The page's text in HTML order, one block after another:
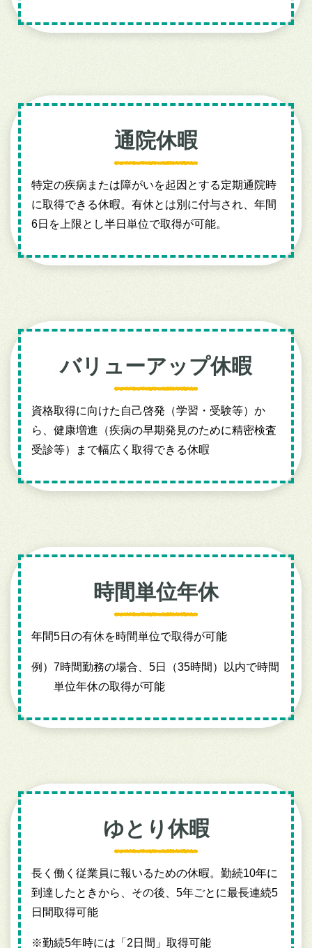
通院休暇
特定の疾病または障がいを起因とする定期通院時
に取得できる休暇。有休とは別に付与され、年間
6日を上限とし半日単位で取得が可能。
バリューアップ休暇
資格取得に向けた自己啓発（学習・受験等）か
ら、健康増進（疾病の早期発見のために精密検査
受診等）まで幅広く取得できる休暇
時間単位年休
年間5日の有休を時間単位で取得が可能
例） 7時間勤務の場合、5日（35時間）以内で時間
単位年休の取得が可能
ゆとり休暇
長く働く従業員に報いるための休暇。勤続10年に
到達したときから、その後、5年ごとに最長連続5
日間取得可能
※勤続5年時には「2日間」取得可能